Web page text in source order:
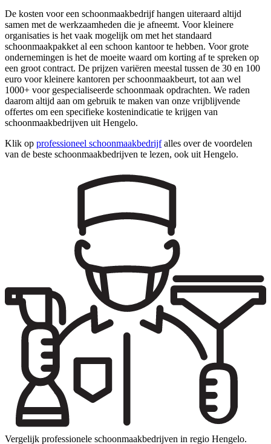
De kosten voor een schoonmaakbedrijf hangen uiteraard altijd
samen met de werkzaamheden die je afneemt. Voor kleinere
organisaties is het vaak mogelijk om met het standaard
schoonmaakpakket al een schoon kantoor te hebben. Voor grote
ondernemingen is het de moeite waard om korting af te spreken op
een groot contract. De prijzen variëren meestal tussen de 30 en 100
euro voor kleinere kantoren per schoonmaakbeurt, tot aan wel
1000+ voor gespecialiseerde schoonmaak opdrachten. We raden
daarom altijd aan om gebruik te maken van onze vrijblijvende
offertes om een specifieke kostenindicatie te krijgen van
schoonmaakbedrijven uit Hengelo.
Klik op professioneel schoonmaakbedrijfalles over de voordelen
van de beste schoonmaakbedrijven te lezen, ook uit Hengelo.
Vergelijk professionele schoonmaakbedrijven in regio Hengelo.